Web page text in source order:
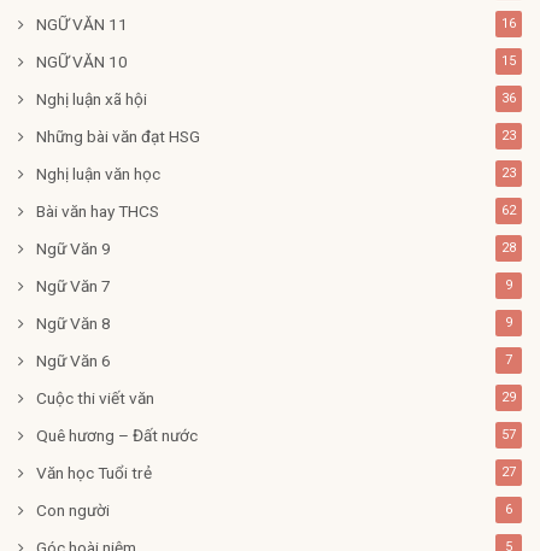
NGỮ VĂN 11 16
NGỮ VĂN 10 15
Nghị luận xã hội 36
Những bài văn đạt HSG 23
Nghị luận văn học 23
Bài văn hay THCS 62
Ngữ Văn 9 28
Ngữ Văn 7 9
Ngữ Văn 8 9
Ngữ Văn 6 7
Cuộc thi viết văn 29
Quê hương – Đất nước 57
Văn học Tuổi trẻ 27
Con người 6
Góc hoài niệm 5